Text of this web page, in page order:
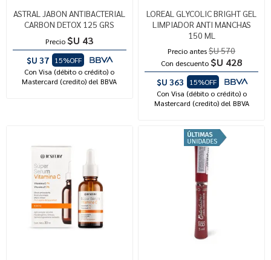
ASTRAL JABON ANTIBACTERIAL
CARBON DETOX 125 GRS
Precio $U 43
$U 37
15%OFF
Con Visa (débito o crédito) o
Mastercard (credito) del BBVA
LOREAL GLYCOLIC BRIGHT GEL
LIMPIADOR ANTI MANCHAS
150 ML
Precio antes$U 570
Con descuento $U 428
$U 363
15%OFF
Con Visa (débito o crédito) o
Mastercard (credito) del BBVA